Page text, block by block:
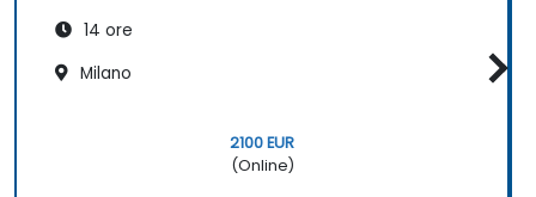
14 ore
Milano
2100 EUR
(Online)